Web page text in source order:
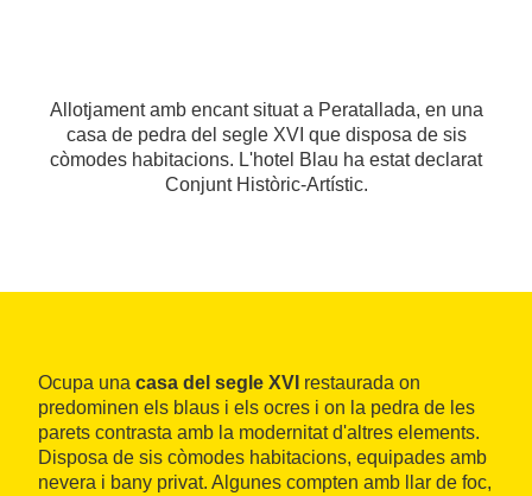
Allotjament amb encant situat a Peratallada, en una
casa de pedra del segle XVI que disposa de sis
còmodes habitacions. L'hotel Blau ha estat declarat
Conjunt Històric-Artístic.
Ocupa una casa del segle XVI restaurada on
predominen els blaus i els ocres i on la pedra de les
parets contrasta amb la modernitat d'altres elements.
Disposa de sis còmodes habitacions, equipades amb
nevera i bany privat. Algunes compten amb llar de foc,